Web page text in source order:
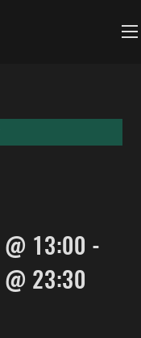
@ 13:00 -
@ 23:30